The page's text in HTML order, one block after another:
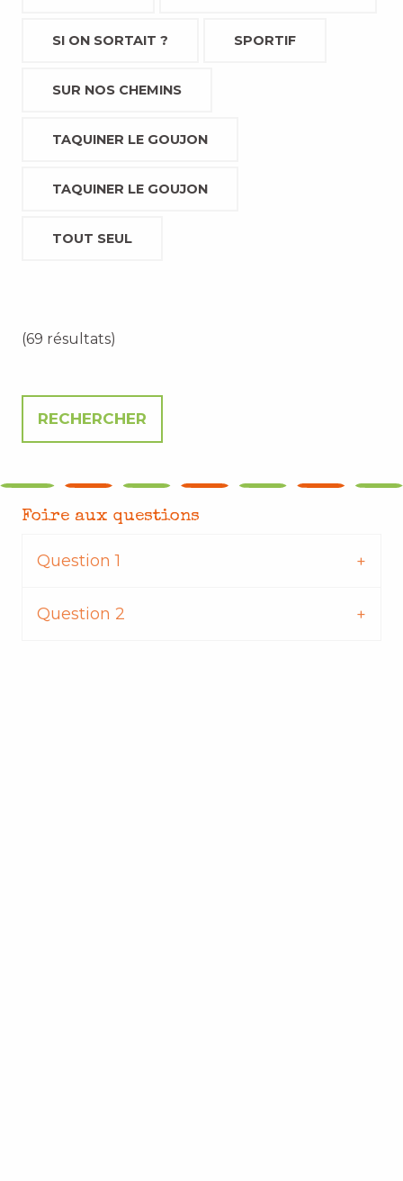
SI ON SORTAIT ? SPORTIF
SUR NOS CHEMINS
TAQUINER LE GOUJON
TAQUINER LE GOUJON
TOUT SEUL
(69 résultats)
Foire aux questions
Question 1
Question 2